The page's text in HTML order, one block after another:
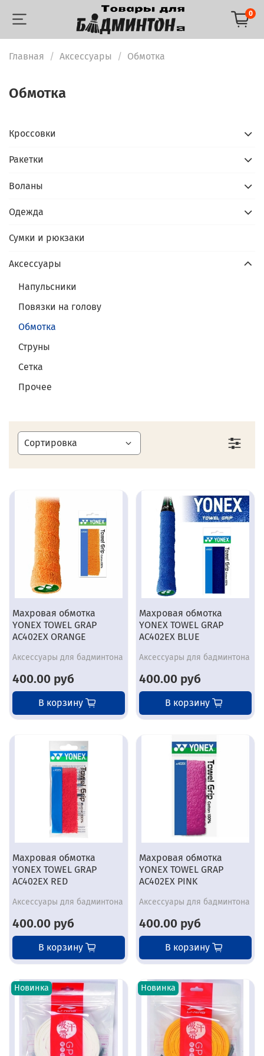
0
Главная Аксессуары Обмотка
Обмотка
Махровая обмотка
YONEX TOWEL GRAP
AC402EX ORANGE
Аксессуары для бадминтона
400.00 руб
В корзину
Махровая обмотка
YONEX TOWEL GRAP
AC402EX BLUE
Аксессуары для бадминтона
400.00 руб
В корзину
Махровая обмотка
YONEX TOWEL GRAP
AC402EX RED
Аксессуары для бадминтона
400.00 руб
В корзину
Махровая обмотка
YONEX TOWEL GRAP
AC402EX PINK
Аксессуары для бадминтона
400.00 руб
В корзину
Новинка Новинка
Кроссовки
Ракетки
Воланы
Одежда
Сумки и рюкзаки
Аксессуары
Напульсники
Повязки на голову
Обмотка
Струны
Сетка
Прочее